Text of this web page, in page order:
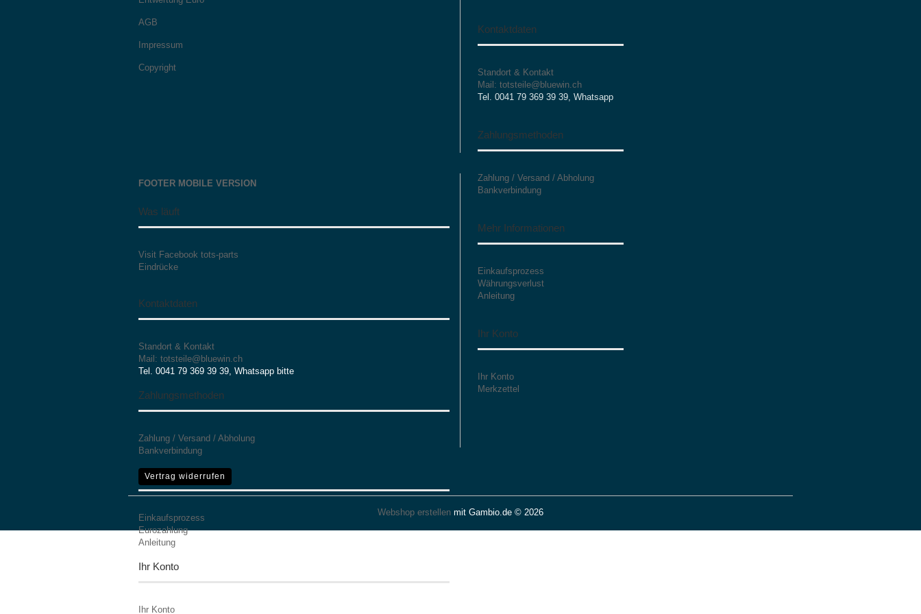
AGB
Impressum
Copyright
Kontaktdaten
Standort & Kontakt
Mail: totsteile@bluewin.ch
Tel. 0041 79 369 39 39, Whatsapp
Zahlungsmethoden
Zahlung / Versand / Abholung
Bankverbindung
Mehr Informationen
Einkaufsprozess
Währungsverlust
Anleitung
Ihr Konto
Ihr Konto
Merkzettel
FOOTER MOBILE VERSION
Was läuft
Visit Facebook tots-parts
Eindrücke
Kontaktdaten
Standort & Kontakt
Mail: totsteile@bluewin.ch
Tel. 0041 79 369 39 39, Whatsapp bitte
Zahlungsmethoden
Zahlung / Versand / Abholung
Bankverbindung
Mehr Informationen
Einkaufsprozess
Eurozahlung
Anleitung
Ihr Konto
Ihr Konto
Vertrag widerrufen
Webshop erstellen mit Gambio.de © 2026